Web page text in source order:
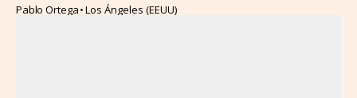
Pablo Ortega Los Ángeles (EEUU)